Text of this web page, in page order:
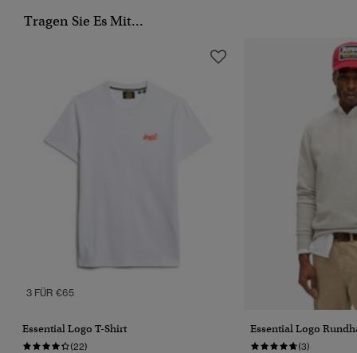
Tragen Sie Es Mit...
3 FÜR €65
Essential Logo T-Shirt
(22)
Essential Logo
(3)